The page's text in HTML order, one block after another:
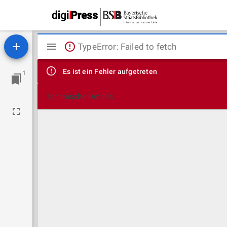
1
Mirador
Viewer
TypeError: Failed to fetch
Es ist ein Fehler aufgetreten
Technische Details